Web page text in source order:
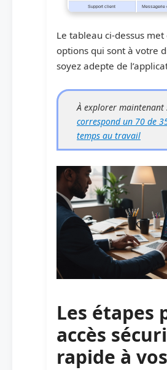
Support client Messagerie
Le tableau ci-dessus
options qui sont à votre
soyez adepte de
À explorer
correspond un 70 de
temps au travail
Les étapes
accès
rapide à